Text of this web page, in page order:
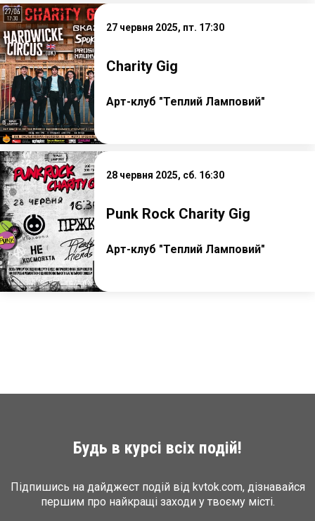
27 червня 2025, пт. 17:30
Charity Gig
Арт-клуб "Теплий Ламповий"
28 червня 2025, сб. 16:30
Punk Rock Charity Gig
Арт-клуб "Теплий Ламповий"
Будь в курсі всіх подій!
Підпишись на дайджест подій від kvtok.com, дізнавайся
першим про найкращі заходи у твоєму місті.